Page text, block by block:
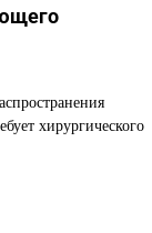
хирургического